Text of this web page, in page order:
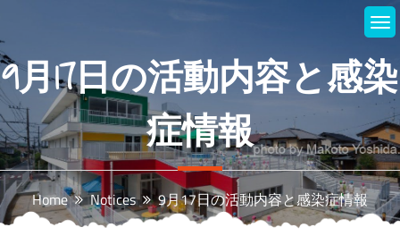
content
9月17日の活動内容と感染
症情報
Home Notices 9月17日の活動内容と感染症情報